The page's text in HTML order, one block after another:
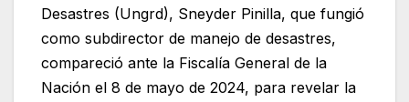
Desastres (Ungrd), Sneyder Pinilla, que fungió
como subdirector de manejo de desastres,
compareció ante la Fiscalía General de la
Nación el 8 de mayo de 2024, para revelar la